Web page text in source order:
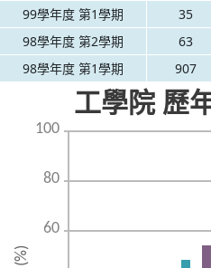
99學年度 第1學期
35
98學年度 第2學期
63
98學年度 第1學期
907